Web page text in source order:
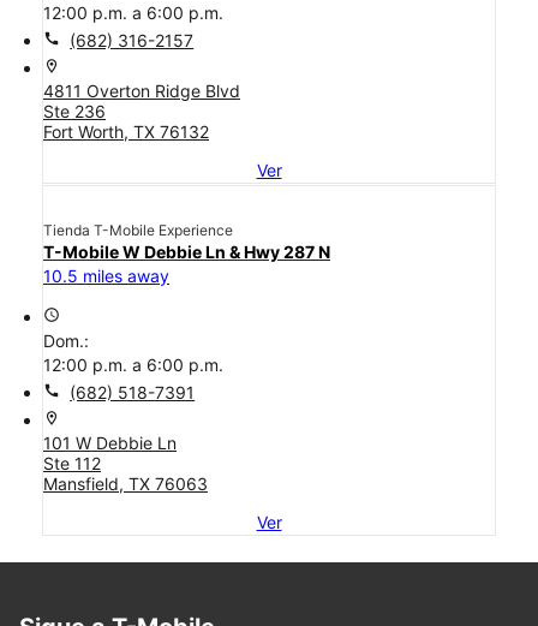
12:00 p.m. a 6:00 p.m.
call (682) 316-2157
location_on
4811 Overton Ridge Blvd
Ste 236
Fort Worth, TX 76132
Ver
Tienda T-Mobile Experience
T-Mobile W Debbie Ln & Hwy 287 N
10.5 miles away
access_time
Dom.:
12:00 p.m. a 6:00 p.m.
call (682) 518-7391
location_on
101 W Debbie Ln
Ste 112
Mansfield, TX 76063
Ver